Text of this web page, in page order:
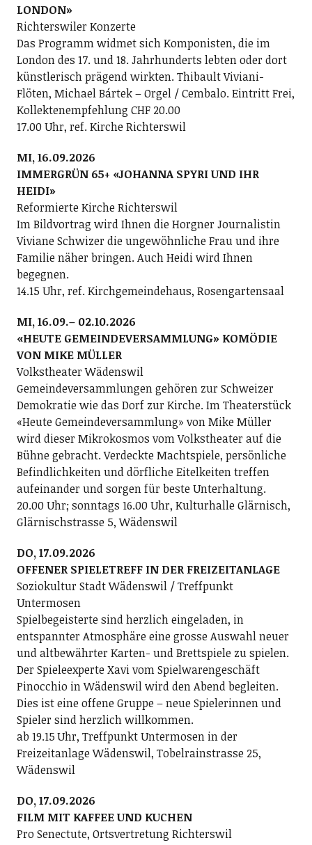
LONDON»
Richterswiler Konzerte
Das Programm widmet sich Komponisten, die im
London des 17. und 18. Jahrhunderts lebten oder dort
künstlerisch prägend wirkten. Thibault Viviani-
Flöten, Michael Bártek – Orgel / Cembalo. Eintritt Frei,
Kollektenempfehlung CHF 20.00
17.00 Uhr, ref. Kirche Richterswil
MI, 16.09.2026
IMMERGRÜN 65+ «JOHANNA SPYRI UND IHR
HEIDI»
Reformierte Kirche Richterswil
Im Bildvortrag wird Ihnen die Horgner Journalistin
Viviane Schwizer die ungewöhnliche Frau und ihre
Familie näher bringen. Auch Heidi wird Ihnen
begegnen.
14.15 Uhr, ref. Kirchgemeindehaus, Rosengartensaal
MI, 16.09.– 02.10.2026
«HEUTE GEMEINDEVERSAMMLUNG» KOMÖDIE
VON MIKE MÜLLER
Volkstheater Wädenswil
Gemeindeversammlungen gehören zur Schweizer
Demokratie wie das Dorf zur Kirche. Im Theaterstück
«Heute Gemeindeversammlung» von Mike Müller
wird dieser Mikrokosmos vom Volkstheater auf die
Bühne gebracht. Verdeckte Machtspiele, persönliche
Befindlichkeiten und dörfliche Eitelkeiten treffen
aufeinander und sorgen für beste Unterhaltung.
20.00 Uhr; sonntags 16.00 Uhr, Kulturhalle Glärnisch,
Glärnischstrasse 5, Wädenswil
DO, 17.09.2026
OFFENER SPIELETREFF IN DER FREIZEITANLAGE
Soziokultur Stadt Wädenswil / Treffpunkt
Untermosen
Spielbegeisterte sind herzlich eingeladen, in
entspannter Atmosphäre eine grosse Auswahl neuer
und altbewährter Karten- und Brettspiele zu spielen.
Der Spieleexperte Xavi vom Spielwarengeschäft
Pinocchio in Wädenswil wird den Abend begleiten.
Dies ist eine offene Gruppe – neue Spielerinnen und
Spieler sind herzlich willkommen.
ab 19.15 Uhr, Treffpunkt Untermosen in der
Freizeitanlage Wädenswil, Tobelrainstrasse 25,
Wädenswil
DO, 17.09.2026
FILM MIT KAFFEE UND KUCHEN
Pro Senectute, Ortsvertretung Richterswil